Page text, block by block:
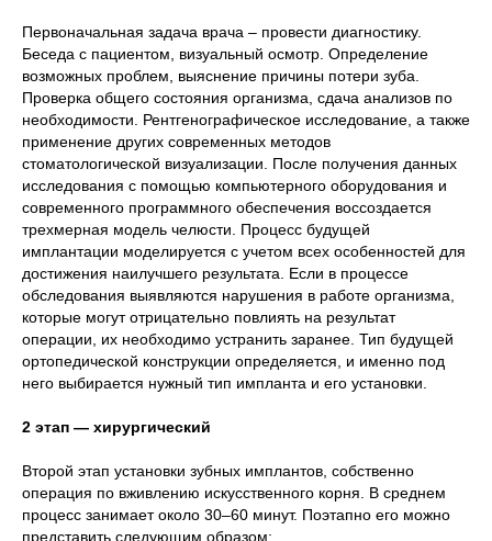
Первоначальная задача врача – провести диагностику.
Беседа с пациентом, визуальный осмотр. Определение
возможных проблем, выяснение причины потери зуба.
Проверка общего состояния организма, сдача анализов по
необходимости. Рентгенографическое исследование, а также
применение других современных методов
стоматологической визуализации. После получения данных
исследования с помощью компьютерного оборудования и
современного программного обеспечения воссоздается
трехмерная модель челюсти. Процесс будущей
имплантации моделируется с учетом всех особенностей для
достижения наилучшего результата. Если в процессе
обследования выявляются нарушения в работе организма,
которые могут отрицательно повлиять на результат
операции, их необходимо устранить заранее. Тип будущей
ортопедической конструкции определяется, и именно под
него выбирается нужный тип импланта и его установки.
2 этап — хирургический
Второй этап установки зубных имплантов, собственно
операция по вживлению искусственного корня. В среднем
процесс занимает около 30–60 минут. Поэтапно его можно
представить следующим образом: